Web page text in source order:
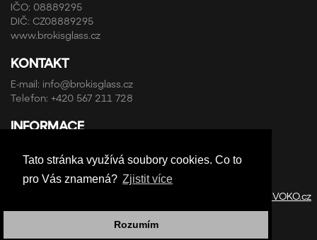
Tato stránka využívá soubory cookies. Co to
pro Vás znamená? Zjistit více
Rozumím
IČO: 08889295
DIČ: CZ08889295
www.brokisglass.cz
KONTAKT
E-mail: info@brokisglass.cz
Telefon: +420 567 211 728
INFORMACE
Ochrana osobních údajů
StudioVOKO.cz